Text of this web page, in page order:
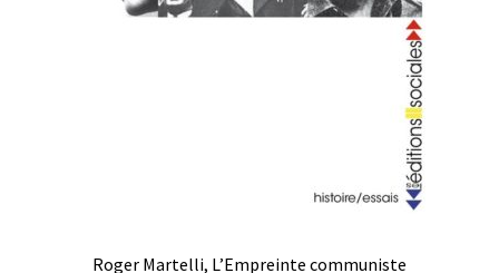
Roger Martelli, L’Empreinte communiste